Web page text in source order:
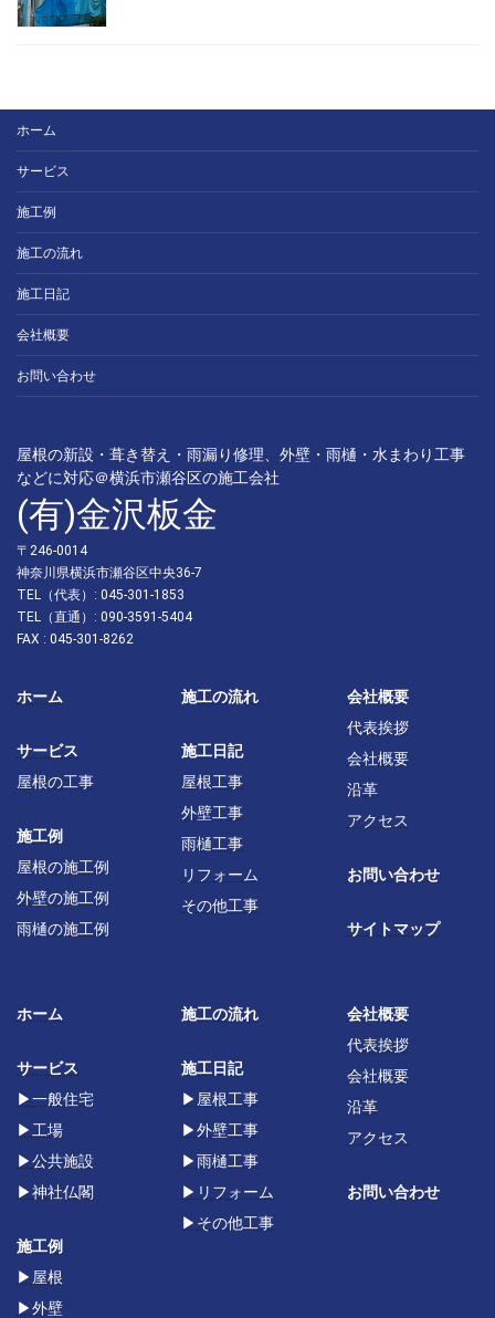
ホーム
サービス
施工例
施工の流れ
施工日記
会社概要
お問い合わせ
屋根の新設・葺き替え・雨漏り修理、外壁・雨樋・水まわり工事
などに対応＠横浜市瀬谷区の施工会社
(有)金沢板金
〒246-0014
神奈川県横浜市瀬谷区中央36-7
TEL（代表）: 045-301-1853
TEL（直通）: 090-3591-5404
FAX : 045-301-8262
ホーム
サービス
屋根の工事
施工例
屋根の施工例
外壁の施工例
雨樋の施工例
施工の流れ
施工日記
屋根工事
外壁工事
雨樋工事
リフォーム
その他工事
会社概要
代表挨拶
会社概要
沿革
アクセス
お問い合わせ
サイトマップ
ホーム
サービス
▶一般住宅
▶ 工場
▶公共施設
▶神社仏閣
施工例
▶屋根
▶外壁
施工の流れ
施工日記
▶ 屋根工事
▶外壁工事
▶雨樋工事
▶ リフォーム
▶ その他工事
会社概要
代表挨拶
会社概要
沿革
アクセス
お問い合わせ